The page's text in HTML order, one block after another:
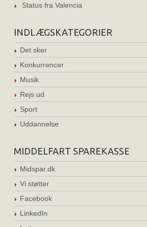
Status fra Valencia
INDLÆGSKATEGORIER
Det sker
Konkurrencer
Musik
Rejs ud
Sport
Uddannelse
MIDDELFART SPAREKASSE
Midspar.dk
Vi støtter
Facebook
LinkedIn